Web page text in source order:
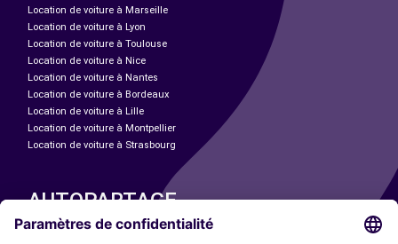
Location de voiture à Marseille
Location de voiture à Lyon
Location de voiture à Toulouse
Location de voiture à Nice
Location de voiture à Nantes
Location de voiture à Bordeaux
Location de voiture à Lille
Location de voiture à Montpellier
Location de voiture à Strasbourg
AUTOPARTAGE